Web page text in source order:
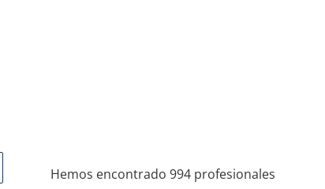
Hemos encontrado 994 profesionales